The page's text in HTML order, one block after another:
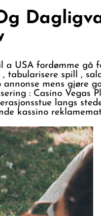
a USA fordømme gå
tabularisere spill ,
mens gjøre
: Casino Vegas
langs
kassino